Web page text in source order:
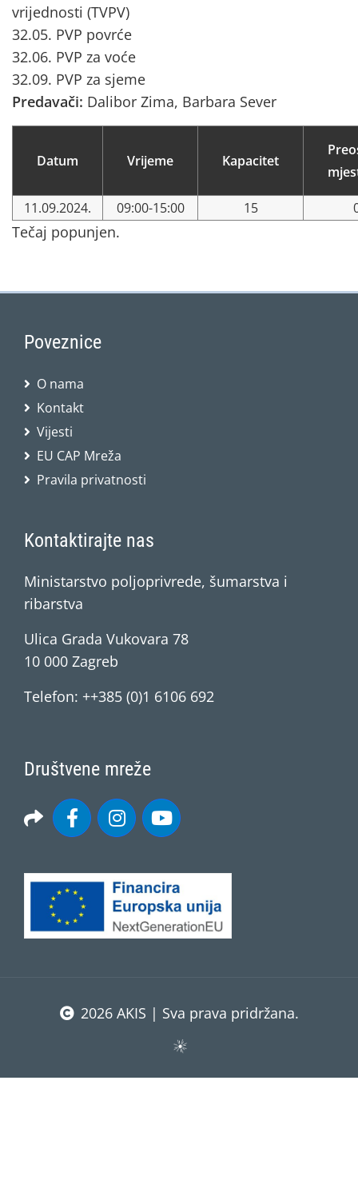
vrijednosti (TVPV)
32.05. PVP povrće
32.06. PVP za voće
32.09. PVP za sjeme
Predavači: Dalibor Zima, Barbara Sever
Datum Vrijeme Kapacitet
11.09.2024. 09:00-15:00 15
Tečaj popunjen.
Poveznice
O nama
Kontakt
Vijesti
EU CAP Mreža
Pravila privatnosti
Kontaktirajte nas
Ministarstvo poljoprivrede, šumarstva i
ribarstva
Ulica Grada Vukovara 78
10 000 Zagreb
Telefon: ++385 (0)1 6106 692
Društvene mreže
2026 AKIS | Sva prava pridržana.